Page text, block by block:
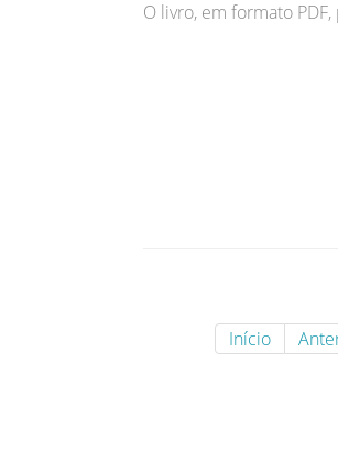
O livro, em formato
Início